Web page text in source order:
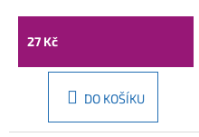
27 Kč
DO KOŠÍKU